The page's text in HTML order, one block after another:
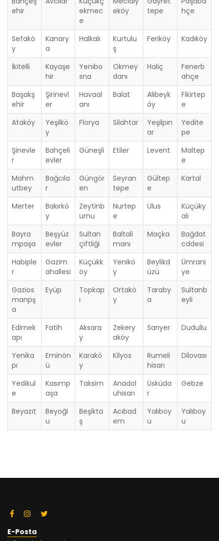
ehir
ekmec
e
eköy
tepe
hçe
Sefakö
y
Kanary
a
Halkalı
Kurtulu
ş
Feriköy Kadıköy
İkitelli
Kayaşe
hir
Yenibo
sna
Okmey
danı
Haliç
Fenerb
ahçe
Başakş
ehir
Şirinevl
er
Havaal
anı
Balat
Alibeyk
öy
Fikirtep
e
Ataköy
Yeşilkö
y
Florya Silahtar
Yeşilpın
ar
Yedite
pe
Şinevle
r
Bahçeli
evler
Güneşli Etiler Levent
Maltep
e
Mahm
utbey
Bağcıla
r
Güngör
en
Seyran
tepe
Gültep
e
Kartal
Merter
Bakırkö
y
Zeytinb
urnu
Nurtep
e
Ulus
Küçüky
alı
Bayra
mpaşa
Beşyüz
evler
Sultan
çiftliği
Baltali
manı
Maçka
Bağdat
cddesi
Habiple
r
Gazim
ahallesi
Küçükk
öy
Yenikö
y
Beylikd
üzü
Ümrani
ye
Gazios
manpş
a
Eyüp
Topkap
ı
Ortakö
y
Taraby
a
Sultanb
eyli
Edirnek
apı
Fatih
Aksara
y
Zekery
aköy
Sarıyer Dudullu
Yenika
pı
Eminön
ü
Karakö
y
Kilyos
Rumeli
hisarı
Dilovası
Yedikul
e
Kasımp
aşa
Taksim
Anadol
uhisarı
Üsküda
r
Gebze
Beyazıt
Beyoğl
u
Beşikta
ş
Acıbad
em
Yalıboy
u
Yalıboy
u
E-Posta